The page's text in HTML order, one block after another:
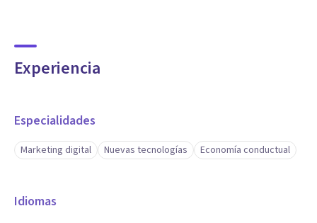
Experiencia
Especialidades
Marketing digital Nuevas tecnologías Economía conductual
Idiomas